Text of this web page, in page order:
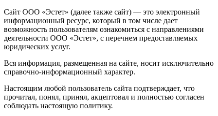
Сайт ООО «Эстет» (далее также сайт) — это электронный
информационный ресурс, который в том числе дает
возможность пользователям ознакомиться с направлениями
деятельности ООО «Эстет», с перечнем предоставляемых
юридических услуг.
Вся информация, размещенная на сайте, носит исключительно
справочно-информационный характер.
Настоящим любой пользователь сайта подтверждает, что
прочитал, понял, принял, акцептовал и полностью согласен
соблюдать настоящую политику.